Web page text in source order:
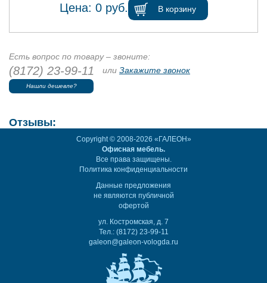
Цена: 0руб. В корзину
Есть вопрос по товару – звоните:
(8172) 23-99-11 или Закажите звонок
Нашли дешевле?
Отзывы:
Copyright © 2008-2026 «ГАЛЕОН»
Офисная мебель.
Все права защищены.
Политика конфиденциальности
Данные предложения
не являются публичной
офертой
ул. Костромская, д. 7
Тел.: (8172) 23-99-11
galeon@galeon-vologda.ru